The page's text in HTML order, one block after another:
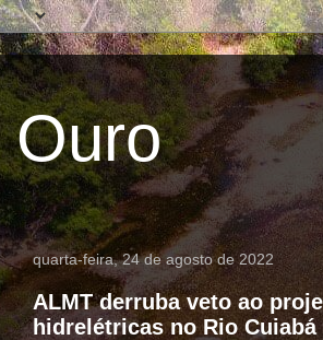
quarta-feira, 24 de agosto de 2022
ALMT derruba veto ao
hidrelétricas no Rio Cuiabá